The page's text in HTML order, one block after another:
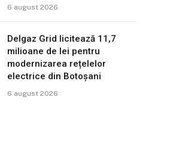
6 august 2026
Delgaz Grid licitează 11,7
milioane de lei pentru
modernizarea rețelelor
electrice din Botoșani
6 august 2026